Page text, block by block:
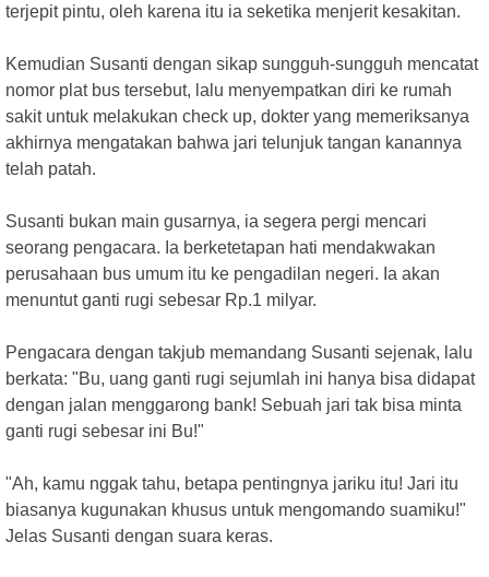
terjepit pintu, oleh karena itu ia seketika menjerit kesakitan.
Kemudian Susanti dengan sikap sungguh-sungguh mencatat
nomor plat bus tersebut, lalu menyempatkan diri ke rumah
sakit untuk melakukan check up, dokter yang memeriksanya
akhirnya mengatakan bahwa jari telunjuk tangan kanannya
telah patah.
Susanti bukan main gusarnya, ia segera pergi mencari
seorang pengacara. Ia berketetapan hati mendakwakan
perusahaan bus umum itu ke pengadilan negeri. Ia akan
menuntut ganti rugi sebesar Rp.1 milyar.
Pengacara dengan takjub memandang Susanti sejenak, lalu
berkata: "Bu, uang ganti rugi sejumlah ini hanya bisa didapat
dengan jalan menggarong bank! Sebuah jari tak bisa minta
ganti rugi sebesar ini Bu!"
"Ah, kamu nggak tahu, betapa pentingnya jariku itu! Jari itu
biasanya kugunakan khusus untuk mengomando suamiku!"
Jelas Susanti dengan suara keras.